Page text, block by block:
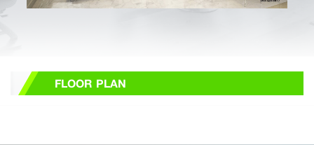
FLOOR PLAN